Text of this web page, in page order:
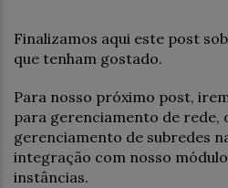
Finalizamos aqui este post
que tenham gostado.
Para nosso próximo post,
para gerenciamento de rede,
gerenciamento de subredes
integração com nosso
instâncias.